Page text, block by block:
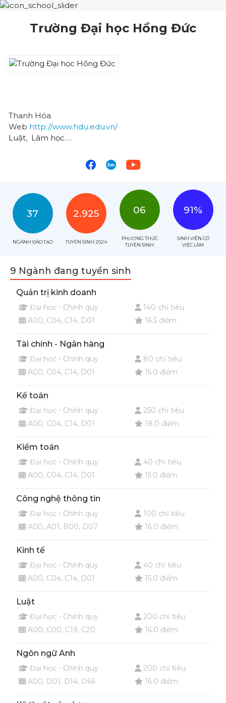
Trường Đại học Hồng Đức
Thanh Hóa
Web http://www.hdu.edu.vn/
Luật, Lâm học….
37
NGÀNH ĐÀO TẠO
2.925
TUYỂN SINH 2024
06
PHƯƠNG THỨC
TUYỂN SINH
91%
SINH VIÊN CÓ
VIỆC LÀM
9 Ngành đang tuyển sinh
Quản trị kinh doanh
Đại học - Chính quy
140 chỉ tiêu
A00, C04, C14, D01
16.5 điểm
Tài chính - Ngân hàng
Đại học - Chính quy
80 chỉ tiêu
A00, C04, C14, D01
15.0 điểm
Kế toán
Đại học - Chính quy
250 chỉ tiêu
A00, C04, C14, D01
18.0 điểm
Kiểm toán
Đại học - Chính quy
40 chỉ tiêu
A00, C04, C14, D01
15.0 điểm
Công nghệ thông tin
Đại học - Chính quy
100 chỉ tiêu
A00, A01, B00, D07
16.0 điểm
Kinh tế
Đại học - Chính quy
40 chỉ tiêu
A00, C04, C14, D01
15.0 điểm
Luật
Đại học - Chính quy
200 chỉ tiêu
A00, C00, C19, C20
16.0 điểm
Ngôn ngữ Anh
Đại học - Chính quy
200 chỉ tiêu
A00, D01, D14, D66
16.0 điểm